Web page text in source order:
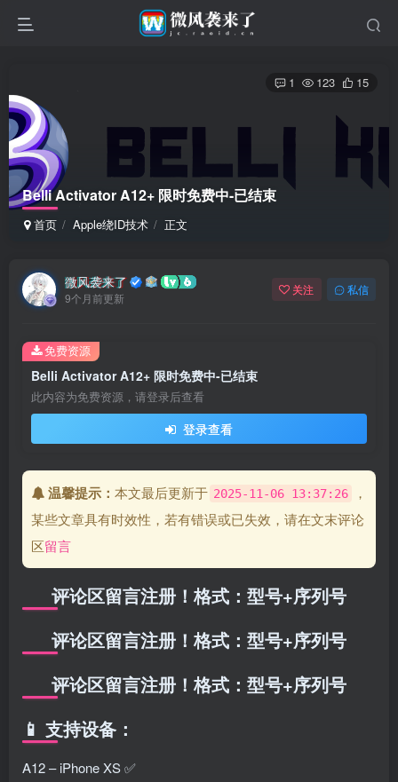
Belli Activator A12+ 限时免费中-已结束
首页 Apple绕ID技术 正文
1 123 15
微风袭来了
9个月前更新
关注 私信
Belli Activator A12+ 限时免费中-已结束
此内容为免费资源，请登录后查看
登录查看
免费资源
温馨提示： 本文最后更新于 2025-11-06 13:37:26
，
某些文章具有时效性，若有错误或已失效，请在文末评论
区留言
评论区留言注册！格式：型号+序列号
评论区留言注册！格式：型号+序列号
评论区留言注册！格式：型号+序列号
📱 支持设备：
A12 – iPhone XS ✅